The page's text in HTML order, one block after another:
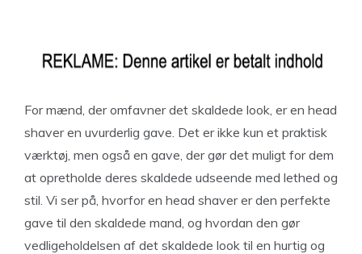
For mænd, der omfavner det skaldede look, er en head
shaver en uvurderlig gave. Det er ikke kun et praktisk
værktøj, men også en gave, der gør det muligt for dem
at opretholde deres skaldede udseende med lethed og
stil. Vi ser på, hvorfor en head shaver er den perfekte
gave til den skaldede mand, og hvordan den gør
vedligeholdelsen af det skaldede look til en hurtig og